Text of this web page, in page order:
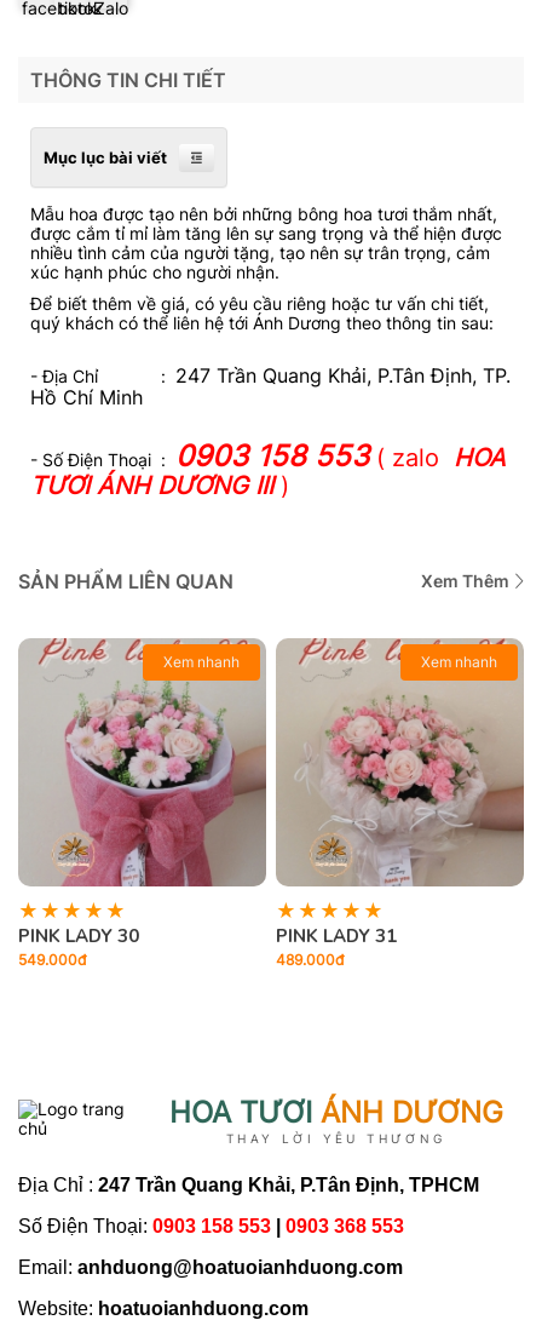
THÔNG TIN CHI TIẾT
Mục lục bài viết
Mẫu hoa được tạo nên bởi những bông hoa tươi thắm nhất,
được cắm tỉ mỉ làm tăng lên sự sang trọng và thể hiện được
nhiều tình cảm của người tặng, tạo nên sự trân trọng, cảm
xúc hạnh phúc cho người nhận.
Để biết thêm về giá, có yêu cầu riêng hoặc tư vấn chi tiết,
quý khách có thể liên hệ tới Ánh Dương theo thông tin sau:
- Địa Chỉ : 247 Trần Quang Khải, P.Tân Định, TP.
Hồ Chí Minh
- Số Điện Thoại : 0903 158 553 ( zalo HOA
TƯƠI ÁNH DƯƠNG III)
SẢN PHẨM LIÊN QUAN Xem Thêm
Xem nhanh
PINK LADY 30
549.000đ
Xem nhanh
PINK LADY 31
489.000đ
HOA TƯƠI ÁNH DƯƠNG
THAY LỜI YÊU THƯƠNG
Địa Chỉ : 247 Trần Quang Khải, P.Tân Định, TPHCM
Số Điện Thoại: 0903 158 553
0903 368 553
Email: anhduong@hoatuoianhduong.com
Website: hoatuoianhduong.com